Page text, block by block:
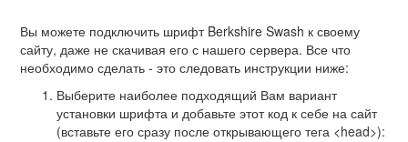
Вы можете подключить шрифт Berkshire Swash к своему
сайту, даже не скачивая его с нашего сервера. Все что
необходимо сделать - это следовать инструкции ниже:
Выберите наиболее подходящий Вам вариант
установки шрифта и добавьте этот код к себе на сайт
(вставьте его сразу после открывающего тега <head>):